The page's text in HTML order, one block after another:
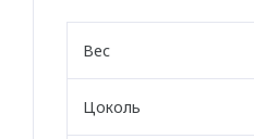
ПОДСВЕТКА
Вес
Цоколь